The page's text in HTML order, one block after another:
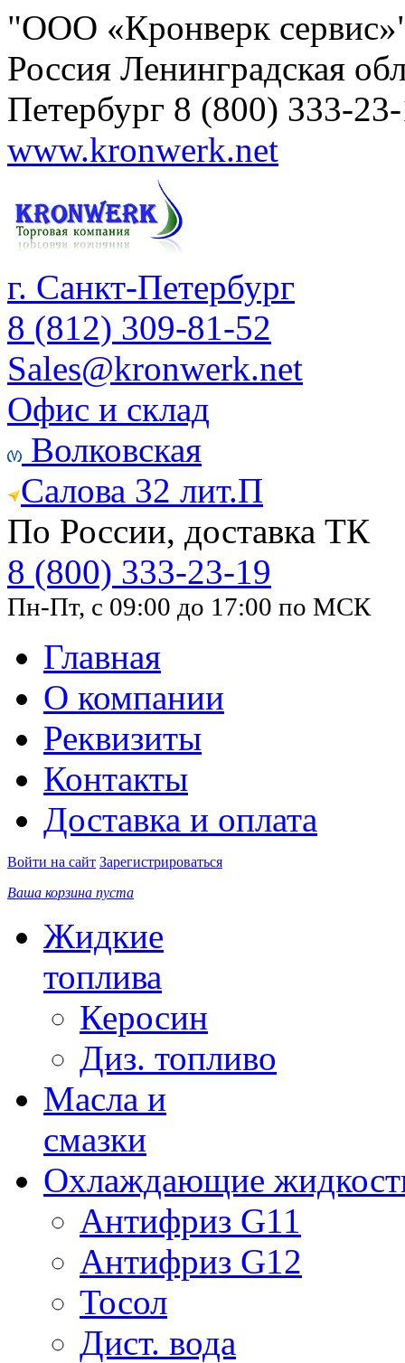
"ООО «Кронверк
Россия Ленинградская
Петербург 8 (800) 333-
www.kronwerk.net
г. Санкт-Петербург
8 (812) 309-81-52
Sales@kronwerk.net
Офис и склад
Волковская
Салова 32 лит.П
По России, доставка ТК
8 (800) 333-23-19
Пн-Пт, с 09:00 до 17:00 по МСК
Главная
О компании
Реквизиты
Контакты
Доставка и оплата
Войти на сайт Зарегистрироваться
Ваша корзина пуста
Жидкие
топлива
Керосин
Диз. топливо
Масла и
смазки
Охлаждающие
Антифриз G11
Антифриз G12
Тосол
Дист. вода